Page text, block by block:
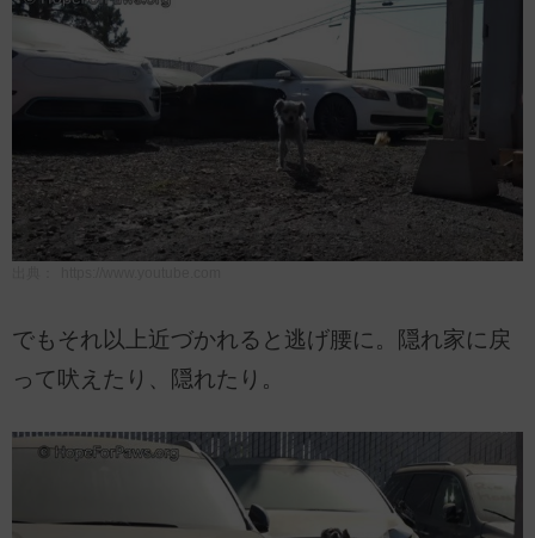
でもそれ以上近づかれると逃げ腰に。隠れ家に戻
って吠えたり、隠れたり。